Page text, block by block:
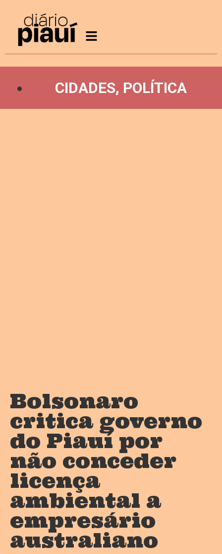
CIDADES, POLÍTICA
Bolsonaro
critica governo
do Piauí por
não conceder
licença
ambiental a
empresário
australiano